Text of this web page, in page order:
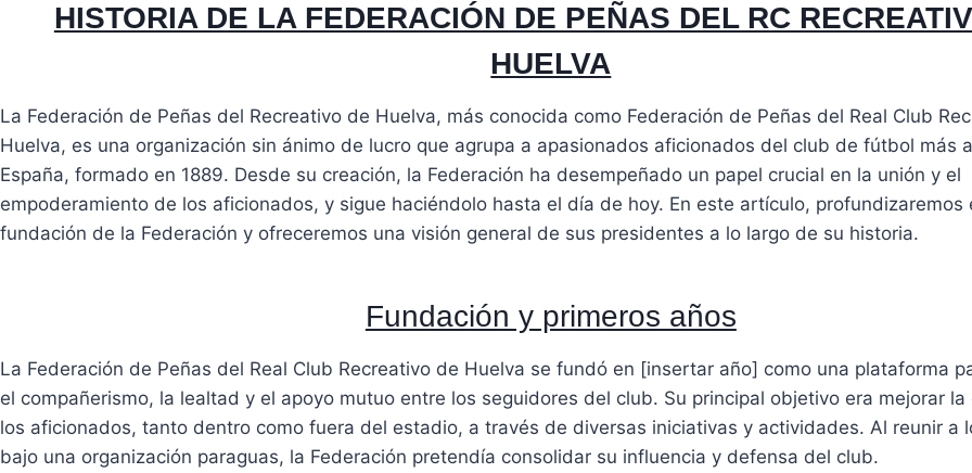
HISTORIA DE LA FEDERACIÓN DE PEÑAS DEL RC
HUELVA
La Federación de Peñas del Recreativo de Huelva, más conocida como Federación de Peñas del Real Club
Huelva, es una organización sin ánimo de lucro que agrupa a apasionados aficionados del club de fútbol más
España, formado en 1889. Desde su creación, la Federación ha desempeñado un papel crucial en la unión y el
empoderamiento de los aficionados, y sigue haciéndolo hasta el día de hoy. En este artículo, profundizaremos
fundación de la Federación y ofreceremos una visión general de sus presidentes a lo largo de su historia.
Fundación y primeros años
La Federación de Peñas del Real Club Recreativo de Huelva se fundó en [insertar año] como una plataforma
el compañerismo, la lealtad y el apoyo mutuo entre los seguidores del club. Su principal objetivo era mejorar la
los aficionados, tanto dentro como fuera del estadio, a través de diversas iniciativas y actividades. Al reunir a
bajo una organización paraguas, la Federación pretendía consolidar su influencia y defensa del club.